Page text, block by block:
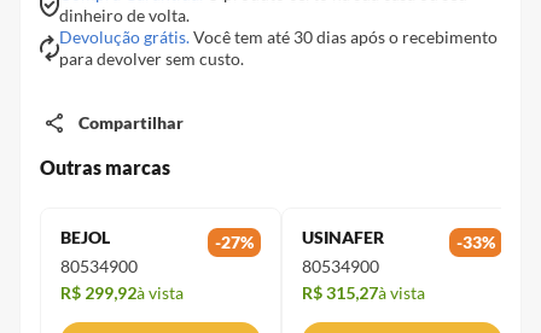
dinheiro de volta.
Devolução grátis.Você tem até 30 dias após o recebimento
para devolver sem custo.
Compartilhar
Outras marcas
BEJOL -27%
80534900
R$ 299,92à vista
USINAFER -33%
80534900
R$ 315,27à vista